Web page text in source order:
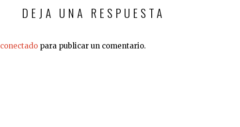
DEJA UNA RESPUESTA
conectado para publicar un comentario.